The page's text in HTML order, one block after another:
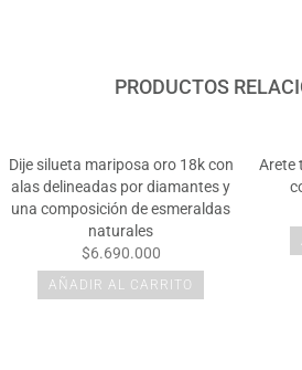
PRODUCTOS
Dije silueta mariposa oro 18k con
alas delineadas por diamantes y
una composición de esmeraldas
naturales
$6.690.000
AÑADIR AL CARRITO
Arete